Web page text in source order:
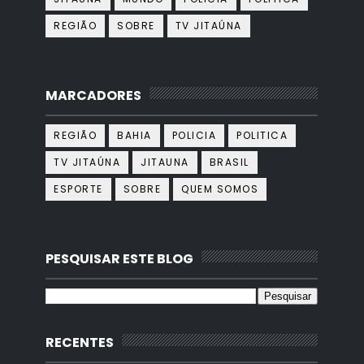
REGIÃO
SOBRE TV JITAÚNA
MARCADORES
REGIÃO BAHIA POLICIA
POLITICA
TV JITAÚNA
JITAUNA
BRASIL
ESPORTE
SOBRE QUEM SOMOS
PESQUISAR ESTE BLOG
RECENTES